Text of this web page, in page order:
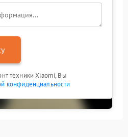
техники Xiaomi, Вы
конфиденциальности